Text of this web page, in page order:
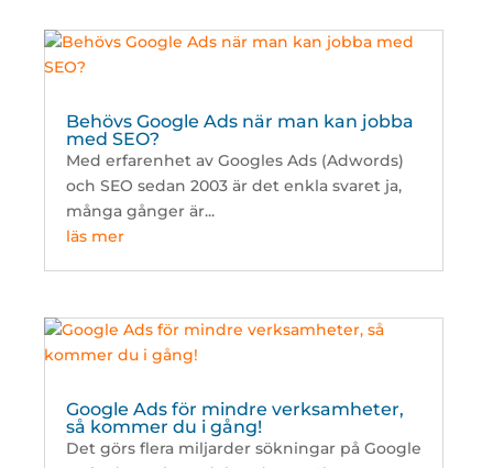
Behövs Google Ads när man kan jobba
med SEO?
Med erfarenhet av Googles Ads (Adwords)
och SEO sedan 2003 är det enkla svaret ja,
många gånger är...
läs mer
Google Ads för mindre verksamheter,
så kommer du i gång!
Det görs flera miljarder sökningar på Google